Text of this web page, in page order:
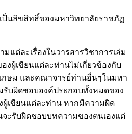
นลิขสิทธิ์ของมหาวิทยาลัยราชภัฏ
แต่ละเรื่องในวารสารวิชาการเล่ม
งผู้เขียนแต่ละท่านไม่เกี่ยวข้องกับ
กษม และคณาจารย์ท่านอื่นๆในมหา
รับผิดชอบองค์ประกอบทั้งหมดของ
ผู้เขียนแต่ละท่าน หากมีความผิด
ะรับผิดชอบบทความของตนเองแต่